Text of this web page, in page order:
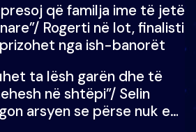
dot lotët: Nuk meritoj…
që familja ime të jetë
Rogerti në lot, finalisti
nga ish-banorët
ta lësh garën dhe të
në shtëpi”/ Selin
arsyen se përse nuk e